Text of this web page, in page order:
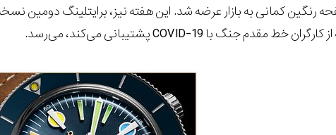
رنگین کمانی به بازار عرضه شد. این هفته نیز، برایتلینگ دومین
کارگران خط مقدم جنگ باCOVID-19پشتیبانی می‌کند، می‌رسد.